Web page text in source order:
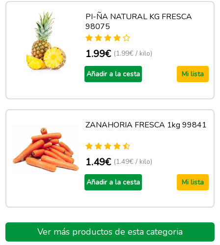
PI-ÑA NATURAL KG FRESCA
98075
1.99€ (1.99€ / kilo)
Añadir a la cesta Mi lista
ZANAHORIA FRESCA 1kg 99841
1.49€ (1.49€ / kilo)
Añadir a la cesta Mi lista
Ver más productos de esta categoria